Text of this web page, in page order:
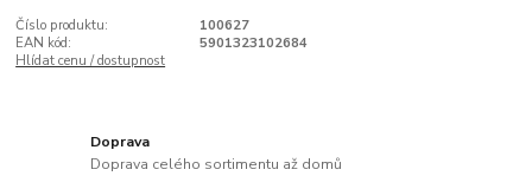
Číslo produktu:
100627
EAN kód:
5901323102684
Hlídat cenu / dostupnost
Doprava
Doprava celého sortimentu až domů